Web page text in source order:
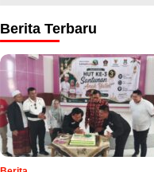
Berita Terbaru